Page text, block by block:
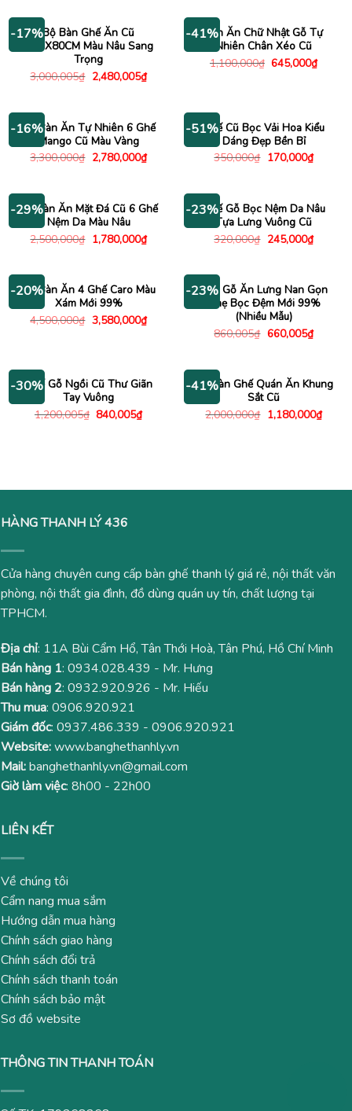
190,005₫.
-17%Bộ Bàn Ghế Ăn Cũ
1M3X80CM Màu Nâu Sang
Trọng
3,000,005₫ Giá
gốc
2,480,005₫Giá
hiện
2,480,005₫.
-41%Bàn Ăn Chữ Nhật Gỗ Tự
Nhiên Chân Xéo Cũ
1,100,000₫ Giá
645,000₫Giá
hiện
-16%
Bộ Bàn Ăn Tự Nhiên 6 Ghế
Mango Cũ Màu Vàng
3,300,000₫ Giá
gốc
2,780,000₫Giá
hiện
2,780,000₫.
-51%Ghế Cũ Bọc Vải Hoa Kiểu
Dáng Đẹp Bền Bỉ
350,000₫ Giá
170,000₫Giá
hiện
-29%
Bộ Bàn Ăn Mặt Đá Cũ 6 Ghế
Nệm Da Màu Nâu
2,500,000₫ Giá
gốc
1,780,000₫Giá
hiện
1,780,000₫.
-23%Ghế Gỗ Bọc Nệm Da Nâu
Tựa Lưng Vuông Cũ
320,000₫ Giá
245,000₫Giá
hiện
-20%
Bộ Bàn Ăn 4 Ghế Caro Màu
Xám Mới 99%
4,500,000₫ Giá
gốc
3,580,000₫Giá
hiện
-23%
Ghế Gỗ Ăn Lưng Nan Gọn
Nhẹ Bọc Đệm Mới 99%
(Nhiều Mẫu)
860,005₫ Giá
660,005₫Giá
hiện
-30%
Ghế Gỗ Ngồi Cũ Thư Giãn
Tay Vuông
1,200,005₫ Giá
840,005₫Giá
hiện
-41%
Bộ Bàn Ghế Quán Ăn Khung
Sắt Cũ
2,000,000₫ Giá
gốc
1,180,000₫Giá
hiện
HÀNG THANH LÝ 436
Cửa hàng chuyên cung cấp bàn ghế thanh lý giá rẻ, nội thất văn
phòng, nội thất gia đình, đồ dùng quán uy tín, chất lượng tại
TPHCM.
Địa chỉ: 11A Bùi Cẩm Hổ, Tân Thới Hoà, Tân Phú, Hồ Chí Minh
Bán hàng 1: 0934.028.439 - Mr. Hưng
Bán hàng 2: 0932.920.926 - Mr. Hiếu
Thu mua: 0906.920.921
Giám đốc: 0937.486.339 - 0906.920.921
Website:www.banghethanhly.vn
Mail:banghethanhly.vn@gmail.com
Giờ làm việc: 8h00 - 22h00
LIÊN KẾT
Về chúng tôi
Cẩm nang mua sắm
Hướng dẫn mua hàng
Chính sách giao hàng
Chính sách đổi trả
Chính sách thanh toán
Chính sách bảo mật
Sơ đồ website
THÔNG TIN THANH TOÁN